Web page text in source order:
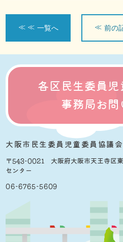
一覧へ 前の
各区民生委員児
事務局お問
大阪市民生委員児童委員協議会
〒543-0021 大阪府大阪市天王寺区
センター
06-6765-5609